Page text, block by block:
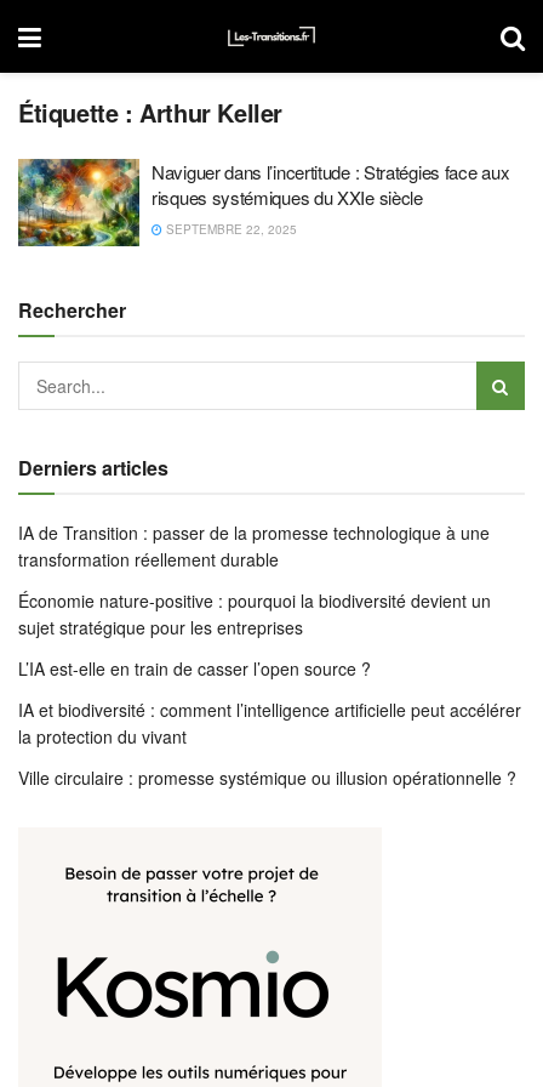
Étiquette :Arthur Keller
Naviguer dans l’incertitude : Stratégies face aux
risques systémiques du XXIe siècle
SEPTEMBRE 22, 2025
Rechercher
Derniers articles
IA de Transition : passer de la promesse technologique à une
transformation réellement durable
Économie nature-positive : pourquoi la biodiversité devient un
sujet stratégique pour les entreprises
L’IA est-elle en train de casser l’open source ?
IA et biodiversité : comment l’intelligence artificielle peut accélérer
la protection du vivant
Ville circulaire : promesse systémique ou illusion opérationnelle ?